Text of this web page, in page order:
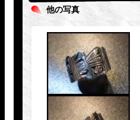
他の写真